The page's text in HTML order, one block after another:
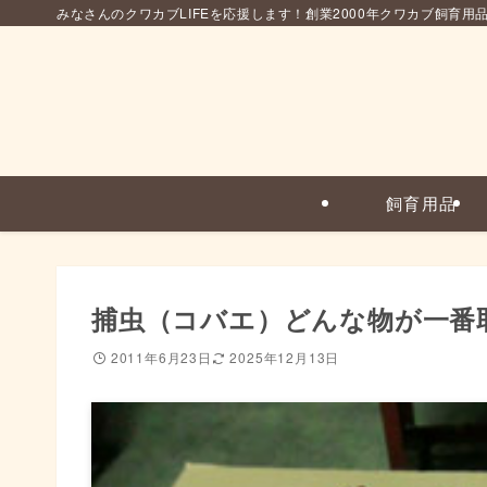
みなさんのクワカブLIFEを応援します！創業2000年クワカブ飼育用
飼育用品
捕虫（コバエ）どんな物が一番
2011年6月23日 2025年12月13日